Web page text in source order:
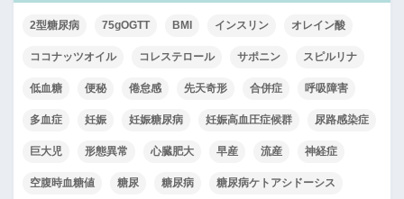
2型糖尿病 75gOGTT BMI インスリン オレイン酸
ココナッツオイル コレステロール サポニン スピルリナ
低血糖 便秘 倦怠感 先天奇形 合併症 呼吸障害
多血症 妊娠 妊娠糖尿病 妊娠高血圧症候群 尿路感染症
巨大児 形態異常 心臓肥大 早産 流産 神経症
空腹時血糖値 糖尿 糖尿病 糖尿病ケトアシドーシス